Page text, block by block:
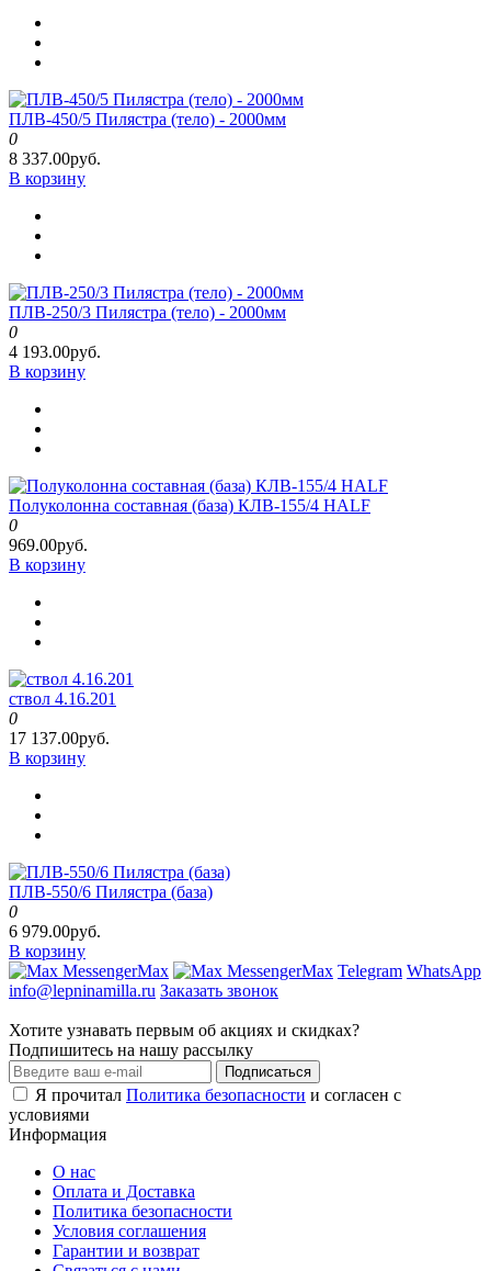
ПЛВ-450/5 Пилястра (тело) - 2000мм
0
8 337.00руб.
В корзину
ПЛВ-250/3 Пилястра (тело) - 2000мм
0
4 193.00руб.
В корзину
Полуколонна составная (база) КЛВ-155/4 HALF
0
969.00руб.
В корзину
ствол 4.16.201
0
17 137.00руб.
В корзину
ПЛВ-550/6 Пилястра (база)
0
6 979.00руб.
В корзину
Max
Max Telegram WhatsApp
info@lepninamilla.ru Заказать звонок
Хотите узнавать первым об акциях и скидках?
Подпишитесь на нашу рассылку
Подписаться
Я прочитал Политика безопасности и согласен с
условиями
Информация
О нас
Оплата и Доставка
Политика безопасности
Условия соглашения
Гарантии и возврат